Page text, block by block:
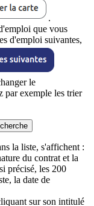
.
que vous
d'emploi suivantes,
le
par exemple les trier
la liste, s'affichent :
du contrat et la
précisé, les 200
la date de
sur son intitulé